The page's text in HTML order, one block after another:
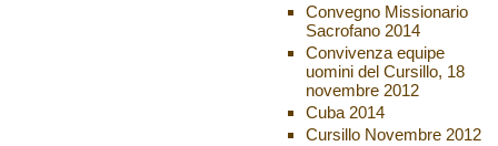
Convegno Missionario
Sacrofano 2014
Convivenza equipe
uomini del Cursillo, 18
novembre 2012
Cuba 2014
Cursillo Novembre 2012